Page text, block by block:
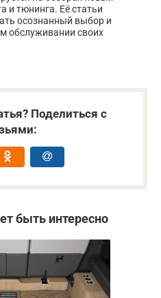
и тюнинга. Её статьи
осознанный выбор и
обслуживании своих
Поделиться с
быть интересно